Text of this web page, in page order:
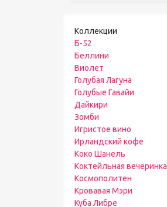
Коллекции
Б-52
Беллини
Виолет
Голубая Лагуна
Голубые Гавайи
Дайкири
Зомби
Игристое вино
Ирландский кофе
Коко Шанель
Коктейльная вечеринка
Космополитен
Кровавая Мэри
Куба Либре